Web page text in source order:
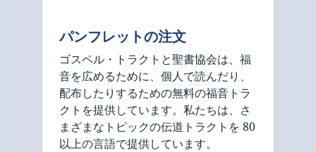
パンフレットの注文
ゴスペル・トラクトと聖書協会は、福
音を広めるために、個人で読んだり、
配布したりするための無料の福音トラ
クトを提供しています。私たちは、さ
まざまなトピックの伝道トラクトを 80
以上の言語で提供しています。